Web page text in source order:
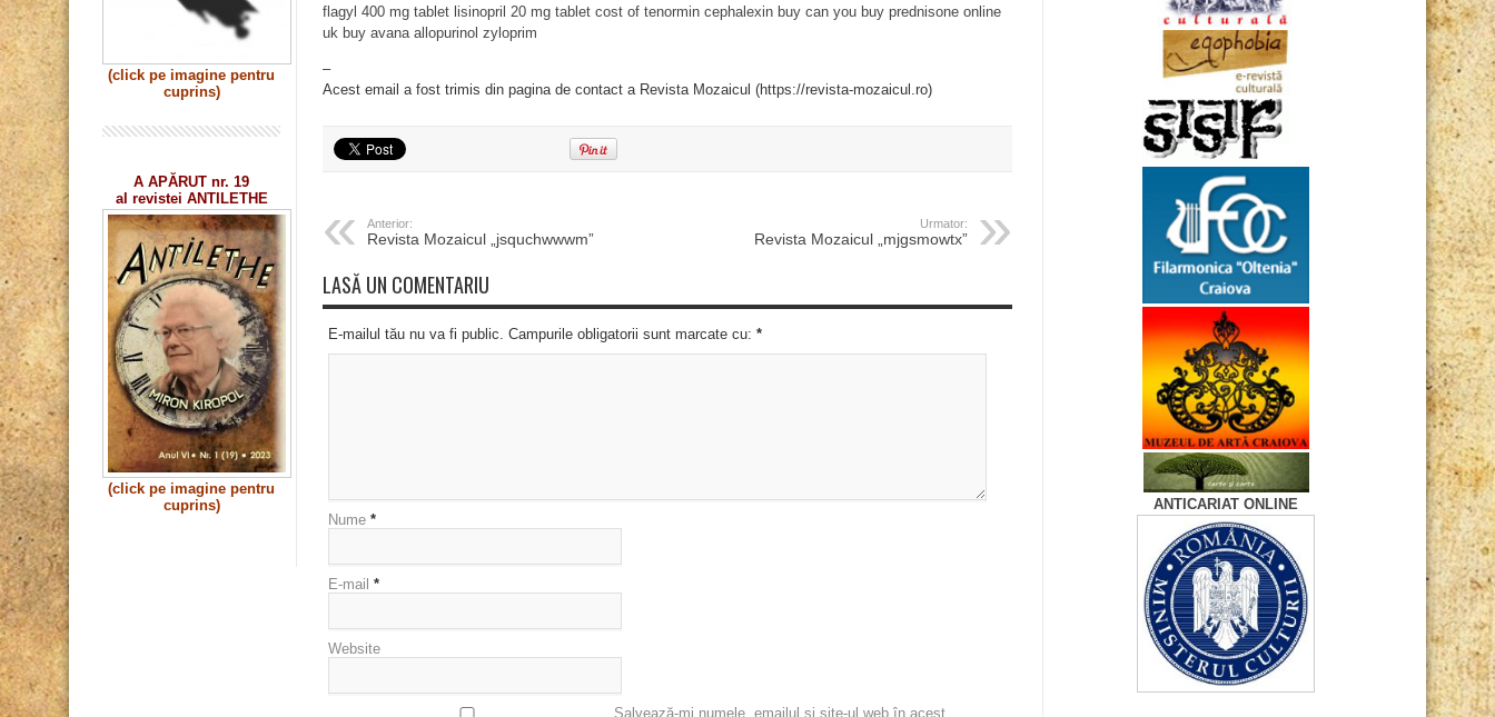
flagyl 400 mg tablet lisinopril 20 mg tablet cost of tenormin cephalexin buy can you buy prednisone online
uk buy avana allopurinol zyloprim
–
Acest email a fost trimis din pagina de contact a Revista Mozaicul (https://revista-mozaicul.ro)
Anterior:
Revista Mozaicul „jsquchwwwm”
Urmator:
Revista Mozaicul „mjgsmowtx”
LASĂ UN COMENTARIU
E-mailul tău nu va fi public. Campurile obligatorii sunt marcate cu: *
Nume *
E-mail *
Website
Salvează-mi numele, emailul și site-ul web în acest
(click pe imagine pentru
cuprins)
A APĂRUT nr. 19
al revistei ANTILETHE
(click pe imagine pentru
cuprins)
ANTICARIAT ONLINE